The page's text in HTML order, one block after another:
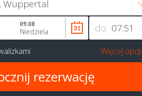
do:
09.08
Niedziela
Więcej opcji